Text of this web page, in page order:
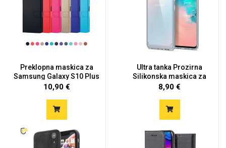
Preklopna maskica za
Samsung Galaxy S10 Plus
-...
10,90 €
Ultra tanka Prozirna
Silikonska maskica za
Sam...
8,90 €